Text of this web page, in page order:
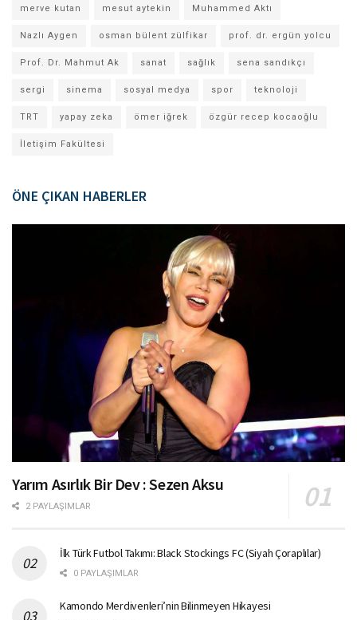
merve kutan mesut aytekin Muhammed Aktı
Nazlı Aygen osman bülent zülfikar prof. dr. ergün yolcu
Prof. Dr. Mahmut Ak sanat sağlık sena sandıkçı
sergi sinema sosyal medya spor teknoloji
TRT yapay zeka ömer iğrek özgür recep kocaoğlu
İletişim Fakültesi
ÖNE ÇIKAN HABERLER
Yarım Asırlık Bir Dev : Sezen Aksu
2 PAYLAŞIMLAR
İlk Türk Futbol Takımı: Black Stockings FC (Siyah Çoraplılar)
0 PAYLAŞIMLAR
Kamondo Merdivenleri’nin Bilinmeyen Hikayesi